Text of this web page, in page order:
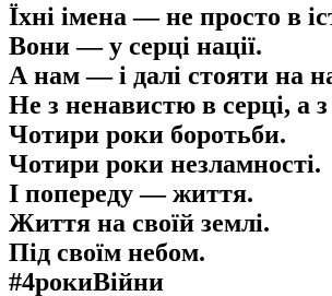
Їхні імена — не просто в
Вони — у серці нації.
А нам — і далі стояти на
Не з ненавистю в серці, а з
Чотири роки боротьби.
Чотири роки незламності.
І попереду — життя.
Життя на своїй землі.
Під своїм небом.
#4рокиВійни